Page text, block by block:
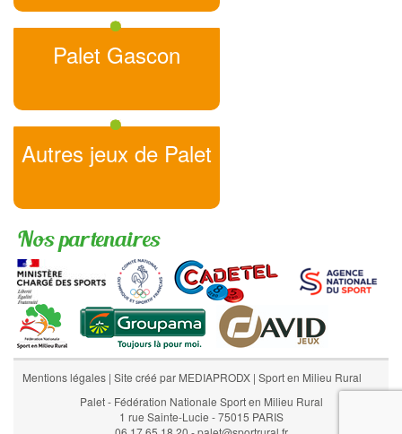
Palet Gascon
Autres jeux de Palet
Nos partenaires
Mentions légales | Site créé par MEDIAPRODX | Sport en Milieu Rural
Palet - Fédération Nationale Sport en Milieu Rural
1 rue Sainte-Lucie - 75015 PARIS